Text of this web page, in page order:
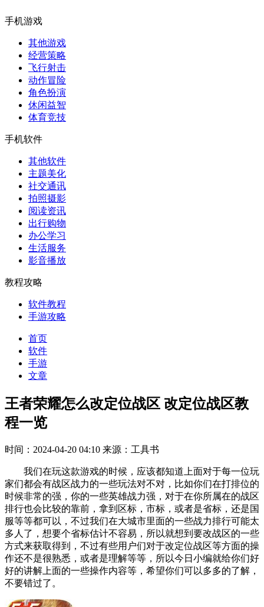
手机游戏
其他游戏
经营策略
飞行射击
动作冒险
角色扮演
休闲益智
体育竞技
手机软件
其他软件
主题美化
社交通讯
拍照摄影
阅读资讯
出行购物
办公学习
生活服务
影音播放
教程攻略
软件教程
手游攻略
首页
软件
手游
文章
王者荣耀怎么改定位战区 改定位战区教
程一览
时间：2024-04-20 04:10 来源：工具书
我们在玩这款游戏的时候，应该都知道上面对于每一位玩
家们都会有战区战力的一些玩法对不对，比如你们在打排位的
时候非常的强，你的一些英雄战力强，对于在你所属在的战区
排行也会比较的靠前，拿到区标，市标，或者是省标，还是国
服等等都可以，不过我们在大城市里面的一些战力排行可能太
多人了，想要个省标估计不容易，所以就想到要改战区的一些
方式来获取得到，不过有些用户们对于改定位战区等方面的操
作还不是很熟悉，或者是理解等等，所以今日小编就给你们好
好的讲解上面的一些操作内容等，希望你们可以多多的了解，
不要错过了。